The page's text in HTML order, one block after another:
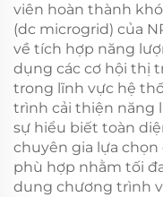
viên hoàn thành
(dc microgrid) của
về tích hợp năng
dụng các cơ hội thị
trong lĩnh vực hệ
trình cải thiện năng
sự hiểu biết toàn
chuyên gia lựa
phù hợp nhằm tối
dung chương trình